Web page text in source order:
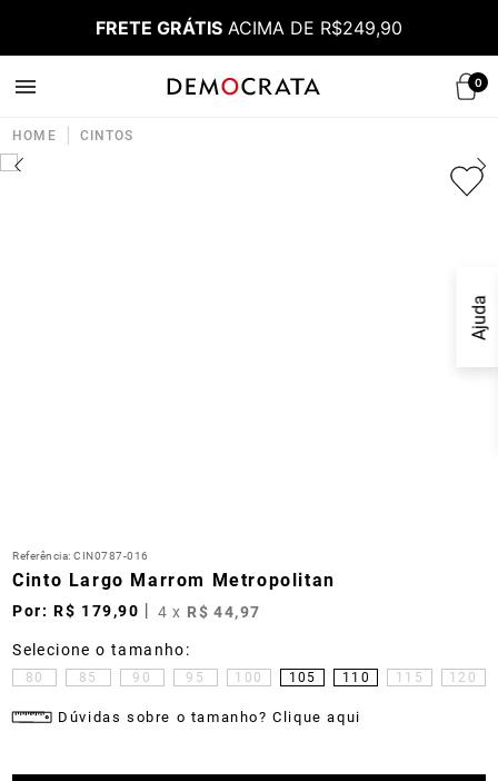
FRETE GRÁTIS ACIMA DE R$249,90
0
Ajuda
HOME CINTOS
Referência:CIN0787-016
Cinto Largo Marrom Metropolitan
R$ 179,90 4 x R$ 44,97
80 85 90 95 100 105 110 115 120
Dúvidas sobre o tamanho? Clique aqui